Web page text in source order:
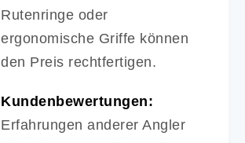
Rutenringe oder
ergonomische Griffe können
den Preis rechtfertigen.
Kundenbewertungen:
Erfahrungen anderer Angler